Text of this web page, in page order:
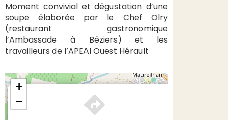
Moment convivial et dégustation d’une
soupe élaborée par le Chef Olry
(restaurant gastronomique
l’Ambassade à Béziers) et les
travailleurs de l’APEAI Ouest Hérault
+
−